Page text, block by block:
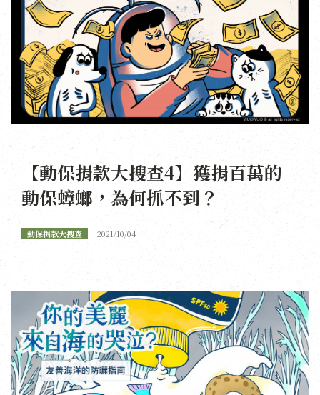
【動保捐款大搜查4】獲捐百萬的
動保蟑螂，為何抓不到？
動保捐款大搜查 2021/10/04